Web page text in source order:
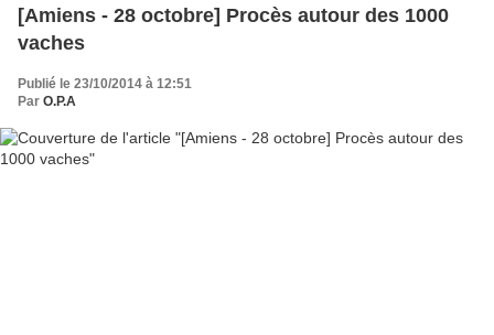
[Amiens - 28 octobre] Procès autour des 1000
vaches
Publié le 23/10/2014 à 12:51
Par O.P.A